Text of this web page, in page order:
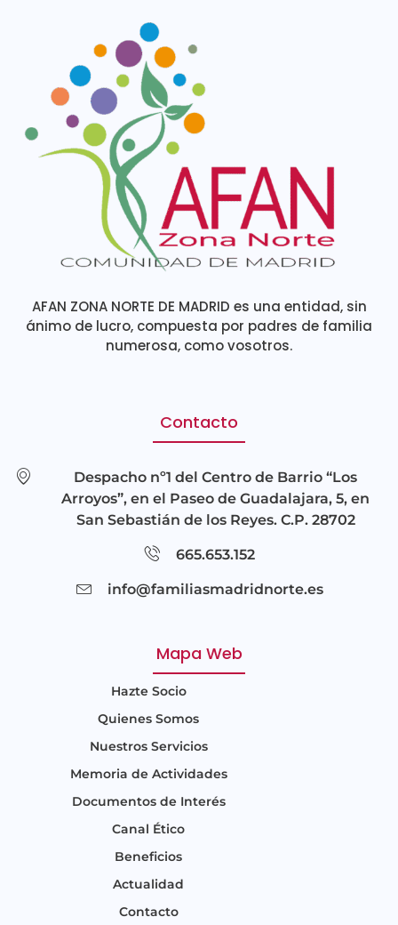
AFAN ZONA NORTE DE MADRID es una entidad, sin
ánimo de lucro, compuesta por padres de familia
numerosa, como vosotros.
Contacto
Despacho nº1 del Centro de Barrio “Los
Arroyos”, en el Paseo de Guadalajara, 5, en
San Sebastián de los Reyes. C.P. 28702
665.653.152
info@familiasmadridnorte.es
Mapa Web
Hazte Socio
Quienes Somos
Nuestros Servicios
Memoria de Actividades
Documentos de Interés
Canal Ético
Beneficios
Actualidad
Contacto